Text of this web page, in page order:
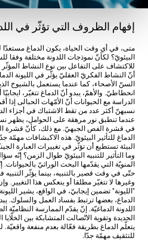
إفهام الظروف التي تؤثّر في
متى، في أي وقت الحياة، يكون الدماغ مستعدّا
البيئويّ؟ لكأنّ نموذجات اللدونة مختلفة وفقا
للاكتشاف على التفاعل بين نوع النشاط
أنّ النشاط الفكريّ العقليّ يؤثّر في الليونة
السنّ الأصحاء، كما عندما يستعمل بالشيوخ
انحطاطيّ. والأهمّ، يبدو أنّ الدماغ تتغيّر،
الدراسة مع الحيوانات أنّ الأمّهات الحبالى إذا
نسبهنّ أكثر عدد من تقط الاشتباك في أجزاء
عندما تنطبق نور مرهقة على الحوامل، يظهر
في قشرة الفص الجبهيّ. مع ذلك، كأنّ قشرة
الدماغ للتأثير البيئويّ. هذه الاكبشافات مهمّة
البيئة تستطيع أن تؤثّر في تغييرات العبارة
وما التأثير للتنبيه البيئويّ طوال الزمن؟ إنّه
المنويّة التي يقدّمها البحث الوراثيّ
حتّى في وقت قصير بالتنبيه، بينما يؤثّر
وغيرها لا تتغيّر مطلقا أو ينعكس هذا التغيير.
"الليونة" تضمين إيجابيّ، في الواقع، يشير
الدماغ، بعضها ترتبط بفساد العمل والسلوك.
اللدونة الدماغيّة. إنّ يقدّم الممارسة النظاميّة
الجديدة وتقوية الاتّصالت المتشابكة بين
يتعلّم الدماغ بطريقة فعّالة بعدم منفعة
للتثقيف مهمّة جدّا.